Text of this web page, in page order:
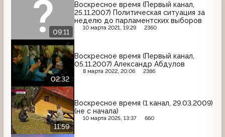
09:11
Воскресное время (Первый канал,
25.11.2007) Политическая ситуация за
неделю до парламентских выборов
10 марта 2021, 19:29 2360
02:32
Воскресное время (Первый канал,
05.11.2007) Александр Абдулов
8 марта 2022, 20:06 2386
11:59
Воскресное время (1 канал, 29.03.2009)
(не с начала)
10 марта 2025, 13:37 660